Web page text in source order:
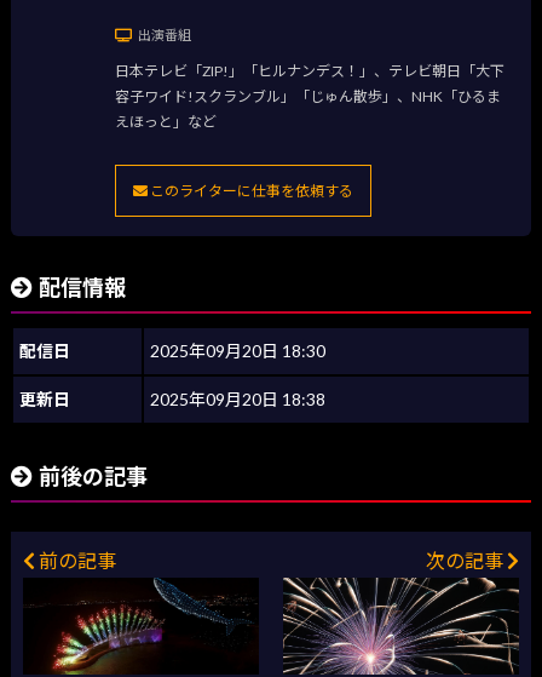
出演番組
日本テレビ「ZIP!」「ヒルナンデス！」、テレビ朝日「大下
容子ワイド!スクランブル」「じゅん散歩」、NHK「ひるま
えほっと」など
このライターに仕事を依頼する
配信情報
配信日 2025年09月20日 18:30
更新日 2025年09月20日 18:38
前後の記事
前の記事 次の記事